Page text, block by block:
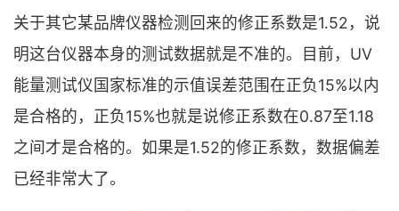
关于其它某品牌仪器检测回来的修正系数是1.52，说
明这台仪器本身的测试数据就是不准的。目前，UV
能量测试仪国家标准的示值误差范围在正负15%以内
是合格的，正负15%也就是说修正系数在0.87至1.18
之间才是合格的。如果是1.52的修正系数，数据偏差
已经非常大了。